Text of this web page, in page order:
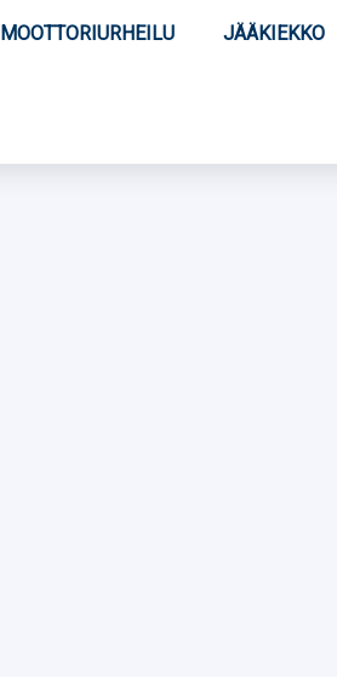
MOOTTORIURHEILU JÄÄKIEKKO